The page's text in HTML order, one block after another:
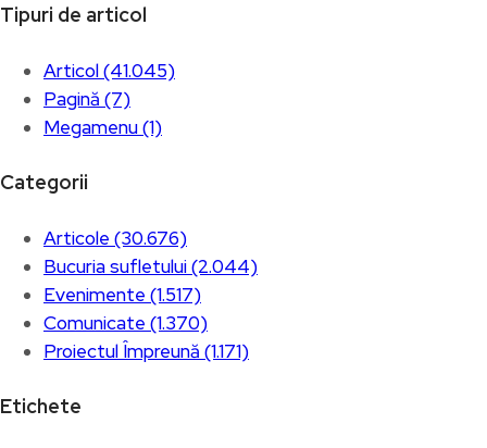
Tipuri de articol
Articol (41.045)
Pagină (7)
Megamenu (1)
Categorii
Articole (30.676)
Bucuria sufletului (2.044)
Evenimente (1.517)
Comunicate (1.370)
Proiectul Împreună (1.171)
Etichete